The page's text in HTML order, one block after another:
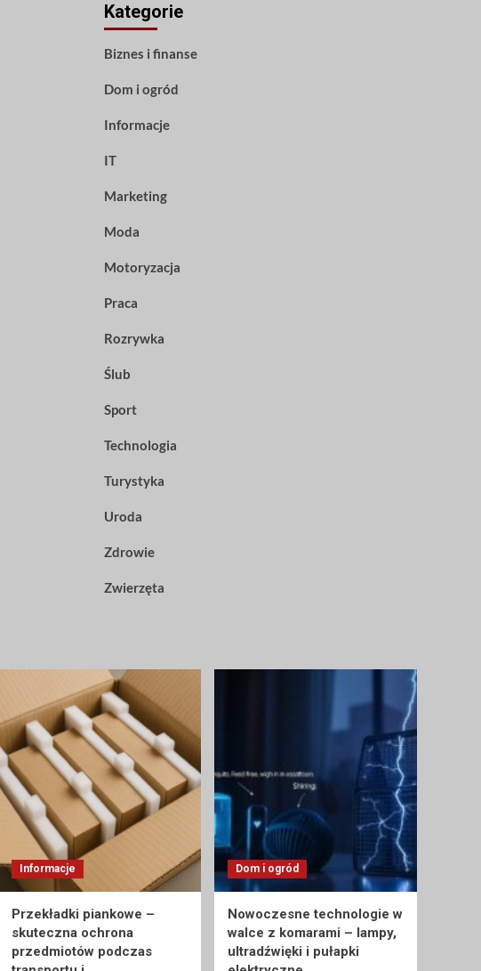
Kategorie
Biznes i finanse
Dom i ogród
Informacje
IT
Marketing
Moda
Motoryzacja
Praca
Rozrywka
Ślub
Sport
Technologia
Turystyka
Uroda
Zdrowie
Zwierzęta
Informacje
Przekładki piankowe –
skuteczna ochrona
przedmiotów podczas
Dom i ogród
Nowoczesne technologie w
walce z komarami – lampy,
ultradźwięki i pułapki